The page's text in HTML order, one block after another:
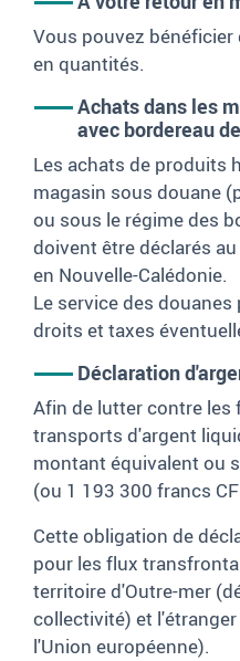
Vous pouvez
en quantités.
Achats dans les
avec bordereau
Les achats de produits
magasin sous douane
ou sous le régime des
doivent être déclarés
en Nouvelle-Calédonie.
Le service des
droits et taxes
Déclaration
Afin de lutter contre les
transports d'argent
montant équivalent ou
(ou 1 193 300 francs
Cette obligation de
pour les flux
territoire d'Outre-mer
collectivité) et
l'Union européenne).